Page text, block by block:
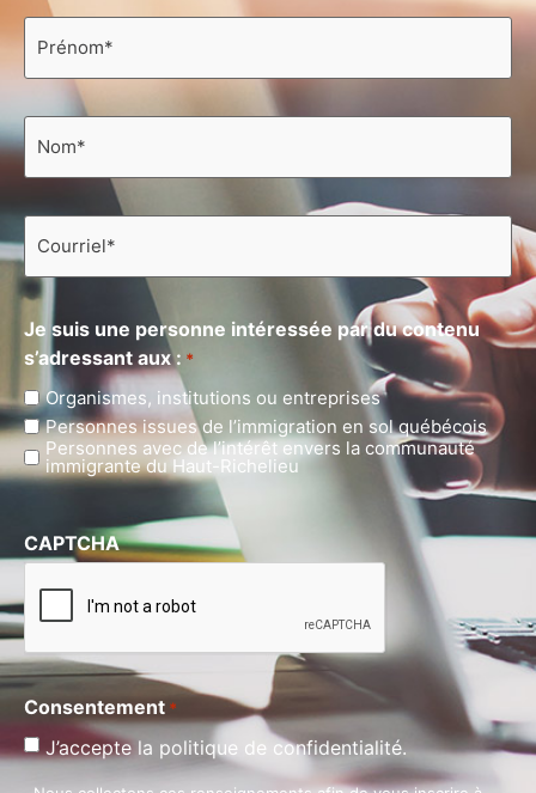
Prénom
Nom
Courriel
Je suis une personne intéressée par du contenu
s’adressant aux : *
Organismes, institutions ou entreprises
Personnes issues de l’immigration en sol québécois
Personnes avec de l’intérêt envers la communauté
immigrante du Haut-Richelieu
CAPTCHA
Consentement *
J’accepte la politique de confidentialité.